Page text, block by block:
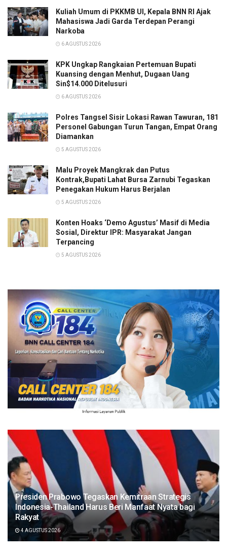
Kuliah Umum di PKKMB UI, Kepala BNN RI Ajak
Mahasiswa Jadi Garda Terdepan Perangi
Narkoba
6 AGUSTUS 2026
KPK Ungkap Rangkaian Pertemuan Bupati
Kuansing dengan Menhut, Dugaan Uang
Sin$14.000 Ditelusuri
6 AGUSTUS 2026
Polres Tangsel Sisir Lokasi Rawan Tawuran, 181
Personel Gabungan Turun Tangan, Empat Orang
Diamankan
5 AGUSTUS 2026
Malu Proyek Mangkrak dan Putus
Kontrak,Bupati Lahat Bursa Zarnubi Tegaskan
Penegakan Hukum Harus Berjalan
5 AGUSTUS 2026
Konten Hoaks ‘Demo Agustus’ Masif di Media
Sosial, Direktur IPR: Masyarakat Jangan
Terpancing
5 AGUSTUS 2026
Presiden Prabowo Tegaskan Kemitraan Strategis
Indonesia-Thailand Harus Beri Manfaat Nyata bagi
Rakyat
4 AGUSTUS 2026